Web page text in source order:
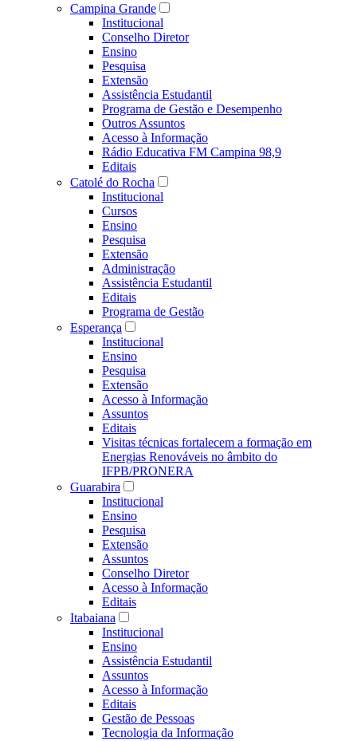
Campina Grande
Institucional
Conselho Diretor
Ensino
Pesquisa
Extensão
Assistência Estudantil
Programa de Gestão e Desempenho
Outros Assuntos
Acesso à Informação
Rádio Educativa FM Campina 98,9
Editais
Catolé do Rocha
Institucional
Cursos
Ensino
Pesquisa
Extensão
Administração
Assistência Estudantil
Editais
Programa de Gestão
Esperança
Institucional
Ensino
Pesquisa
Extensão
Acesso à Informação
Assuntos
Editais
Visitas técnicas fortalecem a formação em
Energias Renováveis no âmbito do
IFPB/PRONERA
Guarabira
Institucional
Ensino
Pesquisa
Extensão
Assuntos
Conselho Diretor
Acesso à Informação
Editais
Itabaiana
Institucional
Ensino
Assistência Estudantil
Assuntos
Acesso à Informação
Editais
Gestão de Pessoas
Tecnologia da Informação